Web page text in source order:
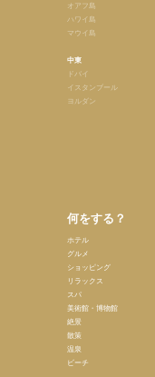
オアフ島
ハワイ島
マウイ島
中東
ドバイ
イスタンブール
ヨルダン
何をする？
ホテル
グルメ
ショッピング
リラックス
スパ
美術館・博物館
絶景
散策
温泉
ビーチ